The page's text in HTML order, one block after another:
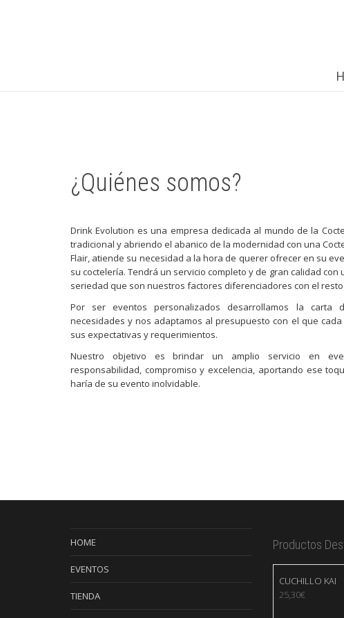
¿Quiénes somos?
Drink Evolution es una empresa dedicada al mundo de la
tradicional y abriendo el abanico de la modernidad con una
Flair, atiende su necesidad a la hora de querer ofrecer en su
su coctelería. Tendrá un servicio completo y de gran calidad con
seriedad que son nuestros factores diferenciadores con el
Por ser eventos personalizados desarrollamos la carta
necesidades y nos adaptamos al presupuesto con el que
sus expectativas y requerimientos.
Nuestro objetivo es brindar un amplio servicio en
responsabilidad, compromiso y excelencia, aportando ese
haría de su evento inolvidable.
HOME
EVENTOS
TIENDA
Productos
CUCHILLO KAI
25,30€